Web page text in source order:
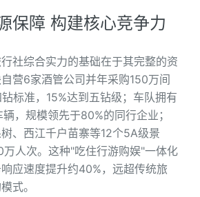
保障 构建核心竞争力
社综合实力的基础在于其完整的资
营6家酒管公司并年采购150万间
标准，15%达到五钻级；车队拥有
，规模领先于80%的同行企业；
、西江千户苗寨等12个5A级景
人次。这种"吃住行游购娱"一体化
应速度提升约40%，远超传统旅
式。